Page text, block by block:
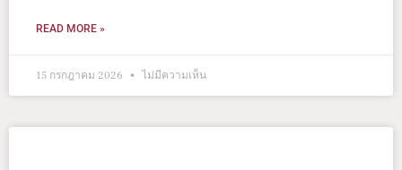
READ MORE »
15 กรกฎาคม 2026 ไม่มีความเห็น